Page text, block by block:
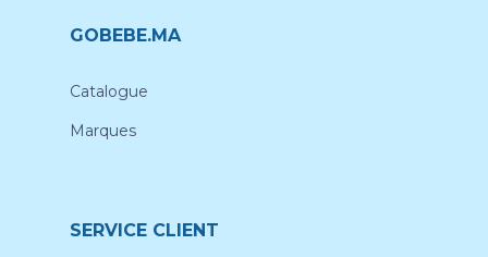
GOBEBE.MA
Catalogue
Marques
SERVICE CLIENT